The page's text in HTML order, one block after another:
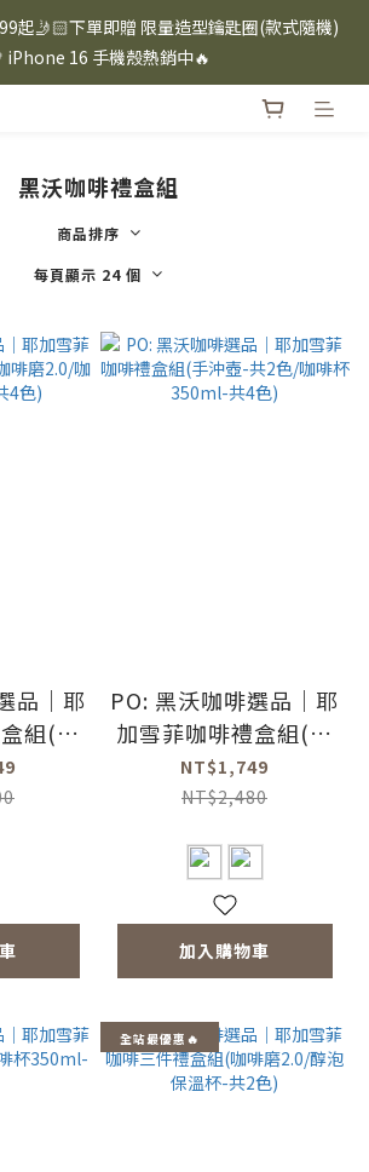
節｜下單滿$1600折$100 / 滿$2200折$200 /
(排除Hazuki及EspressoTokyo)
起🤳🏻下單即贈 限量造型鑰匙圈(款式隨機)
iPhone 16 手機殼熱銷中🔥
節｜下單滿$1600折$100 / 滿$2200折$200 /
黑沃咖啡禮盒組
商品排序
每頁顯示 24 個
品｜耶
組(不
咖啡杯
)
PO: 黑沃咖啡選品｜耶
加雪菲咖啡禮盒組(手
沖壺-共2色/咖啡杯
350ml-共4色)
NT$1,749
NT$2,480
加入購物車
全站最優惠🔥